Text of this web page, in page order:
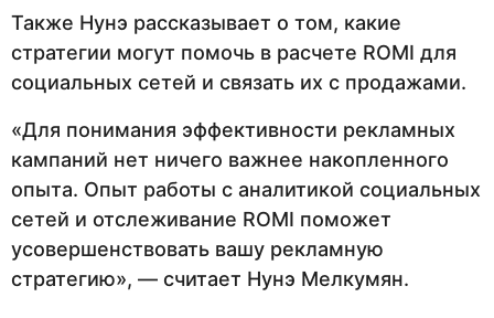
Также Нунэ рассказывает о том, какие
стратегии могут помочь в расчете ROMI для
социальных сетей и связать их с продажами.
«Для понимания эффективности рекламных
кампаний нет ничего важнее накопленного
опыта. Опыт работы с аналитикой социальных
сетей и отслеживание ROMI поможет
усовершенствовать вашу рекламную
стратегию», — считает Нунэ Мелкумян.